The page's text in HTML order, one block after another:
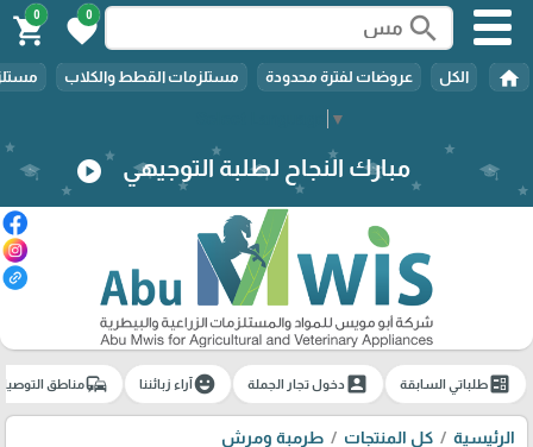
▼
search
0
favorite
0
shopping_cart
home الكل عروضات لفترة محدودة مستلزمات القطط والكلاب
مبارك النجاح لطلبة التوجيهي play_circle
ballotطلباتي السابقة account_boxدخول تجار الجملة emoji_emotionsآراء زبائننا commuteمناطق
الرئيسية كل المنتجات طرمبة ومرش